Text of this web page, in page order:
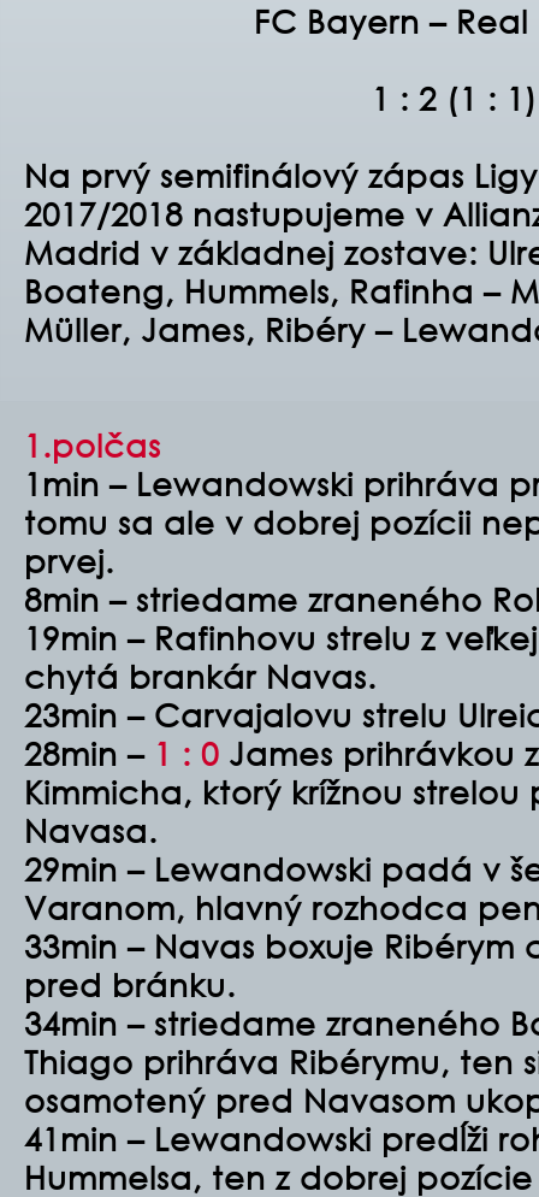
FC Bayern –
1 : 2 (1 : 1)
Na prvý semifinálový zápas
2017/2018 nastupujeme v
Madrid v základnej zostave:
Boateng, Hummels, Rafinha –
Müller, James, Ribéry –
1.polčas
1min – Lewandowski prihráva
tomu sa ale v dobrej pozícii
prvej.
8min – striedame zraneného
19min – Rafinhovu strelu z
chytá brankár Navas.
23min – Carvajalovu strelu
28min – 1 : 0 James prihrávkou
Kimmicha, ktorý krížnou
Navasa.
29min – Lewandowski padá v
Varanom, hlavný rozhodca
33min – Navas boxuje
pred bránku.
34min – striedame zraneného
Thiago prihráva Ribérymu, ten
osamotený pred Navasom
41min – Lewandowski predĺži
Hummelsa, ten z dobrej